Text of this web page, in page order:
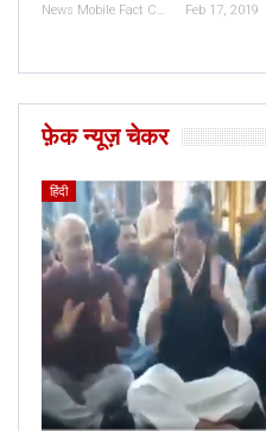
News Mobile Fact Check Bureau Feb 17, 2019
फ़ेक न्यूज़ चेकर
हिंदी